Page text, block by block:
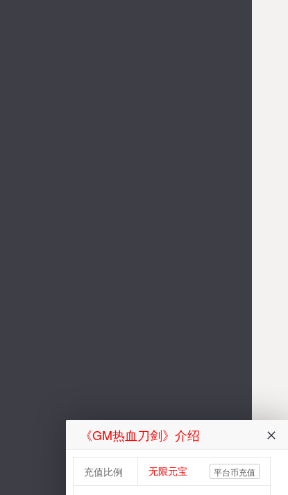
《GM热血刀剑》介绍
充值比例 无限元宝 平台币充值